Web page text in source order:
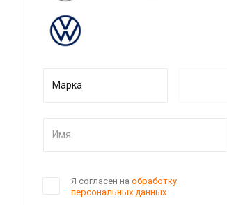
Я согласен на обработку
персональных данных